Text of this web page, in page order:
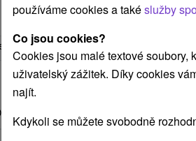
(11) Brusno(6) Vígľaš
- NEJPRODÁVANĚJŠÍ
používáme cookies a takéslužby
Co jsou cookies?
Cookies jsou malé textové soubory,
uživatelský zážitek. Díky cookies
najít.
Kdykoli se můžete svobodně